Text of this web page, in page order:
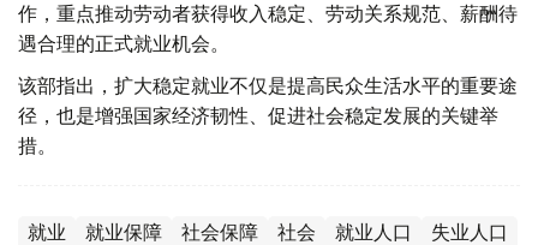
作，重点推动劳动者获得收入稳定、劳动关系规范、薪酬待
遇合理的正式就业机会。
该部指出，扩大稳定就业不仅是提高民众生活水平的重要途
径，也是增强国家经济韧性、促进社会稳定发展的关键举
措。
就业 就业保障 社会保障 社会 就业人口 失业人口